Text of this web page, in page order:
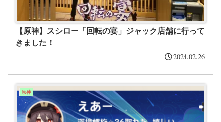
【原神】スシロー「回転の宴」ジャック店舗に行って
きました！
2024.02.26
原神